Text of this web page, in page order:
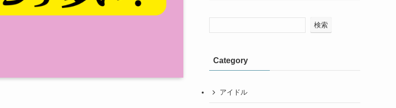
検索
Category
アイドル